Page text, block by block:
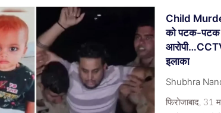
Child
को पटक-पटक
इलाका
Shubhra
फिरोजाबाद,